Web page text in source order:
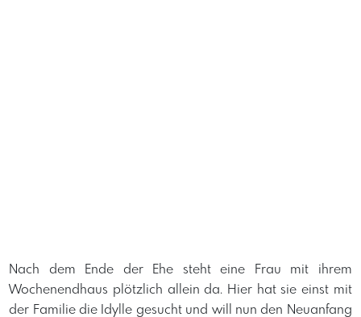
Nach dem Ende der Ehe steht eine Frau mit ihrem
Wochenendhaus plötzlich allein da. Hier hat sie einst mit
der Familie die Idylle gesucht und will nun den Neuanfang